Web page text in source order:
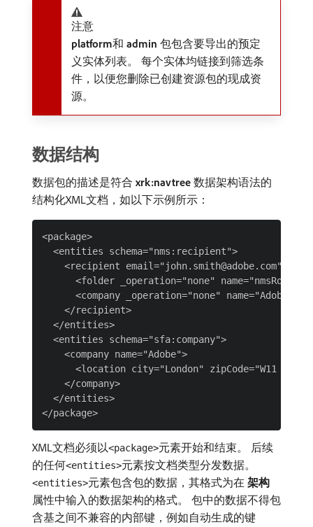
注意
platform​和​ admin ​包包含要导出的预定
义实体列表。 每个实体均链接到筛选条
件，以便您删除已创建资源包的现成资
源。
数据结构
数据包的描述是符合​ xrk:navtree ​数据架构语法的
结构化XML文档，如以下示例所示：
<package>
  <entities schema="nms:recipient">
<recipient email="john.smith@adobe.com"
<folder _operation="none"
      <company _operation="none" name="Adobe"/>
    </recipient>
  </entities>
  <entities schema="sfa:company">
    <company name="Adobe">
<location city="London" zipCode="W11 2BQ"/
    </company>
  </entities>
XML文档必须以<package>元素开始和结束。 后续
的任何<entities>元素按文档类型分发数据。
<entities>元素包含包的数据，其格式为在​ 架构
属性中输入的数据架构的格式。 包中的数据不得包
含基之间不兼容的内部键，例如自动生成的键